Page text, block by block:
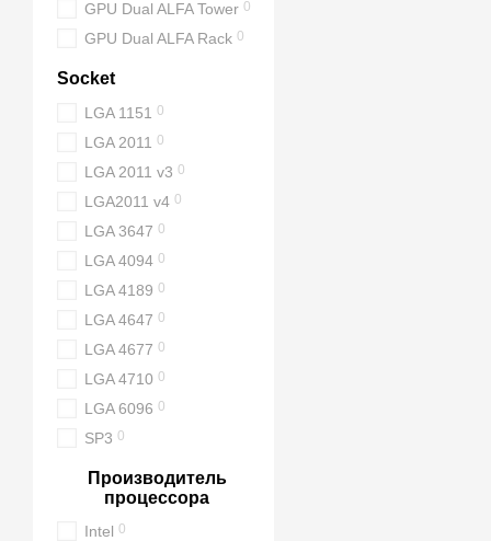
GPU Dual ALFA Tower 0
GPU Dual ALFA Rack 0
Socket
LGA 1151 0
LGA 2011 0
LGA 2011 v3 0
LGA2011 v4 0
LGA 3647 0
LGA 4094 0
LGA 4189 0
LGA 4647 0
LGA 4677 0
LGA 4710 0
LGA 6096 0
SP3 0
Производитель
процессора
Intel 0